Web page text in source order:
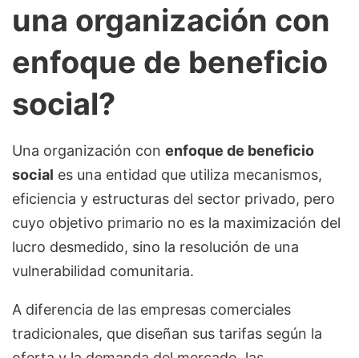
una organización con
enfoque de beneficio
social?
Una organización con enfoque de beneficio
social es una entidad que utiliza mecanismos,
eficiencia y estructuras del sector privado, pero
cuyo objetivo primario no es la maximización del
lucro desmedido, sino la resolución de una
vulnerabilidad comunitaria.
A diferencia de las empresas comerciales
tradicionales, que diseñan sus tarifas según la